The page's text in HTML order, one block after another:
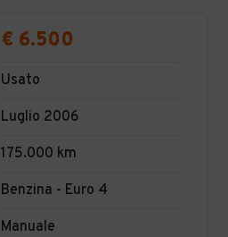
€ 6.500
Usato
Luglio 2006
175.000 km
Benzina - Euro 4
Manuale